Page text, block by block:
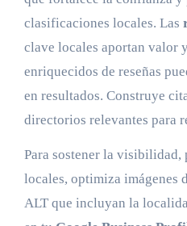
clasificaciones locales. Las
clave locales aportan valor
enriquecidos de reseñas
en resultados. Construye
directorios relevantes para
Para sostener la visibilidad,
locales, optimiza imágenes
ALT que incluyan la